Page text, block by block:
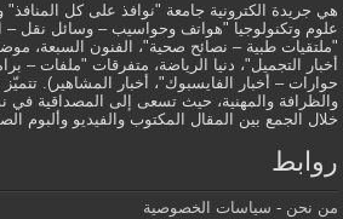
هي جريدة الكترونية جامعة "نوافذ على كل المنافذ"
علوم وتكنولوجيا "هواتف وحواسيب – وسائل نقل –
"ملتقيات طبية – نصائح صحية"، الفنون السبعة،
أخبار التجميل"، دنيا الرياضة، متفرقات "ملفات –
حوارات – أخبار الفايسبوك"، أخبار المشاهير).
والظرافة والمهنية، حيث تسعى إلى المصداقية في
خلال الجمع بين المقال المكتوب والفيديو وألبوم
روابط
من نحن - سياسات الخصوصية